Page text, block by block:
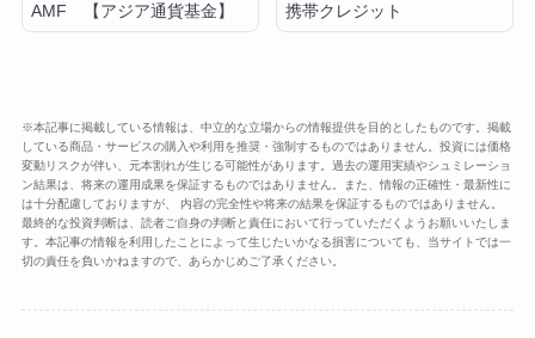
AMF 【アジア通貨基金】 携帯クレジット
※本記事に掲載している情報は、中立的な立場からの情報提供を目的としたものです。掲載
している商品・サービスの購入や利用を推奨・強制するものではありません。投資には価格
変動リスクが伴い、元本割れが生じる可能性があります。過去の運用実績やシュミレーショ
ン結果は、将来の運用成果を保証するものではありません。また、情報の正確性・最新性に
は十分配慮しておりますが、 内容の完全性や将来の結果を保証するものではありません。
最終的な投資判断は、読者ご自身の判断と責任において行っていただくようお願いいたしま
す。本記事の情報を利用したことによって生じたいかなる損害についても、当サイトでは一
切の責任を負いかねますので、あらかじめご了承ください。